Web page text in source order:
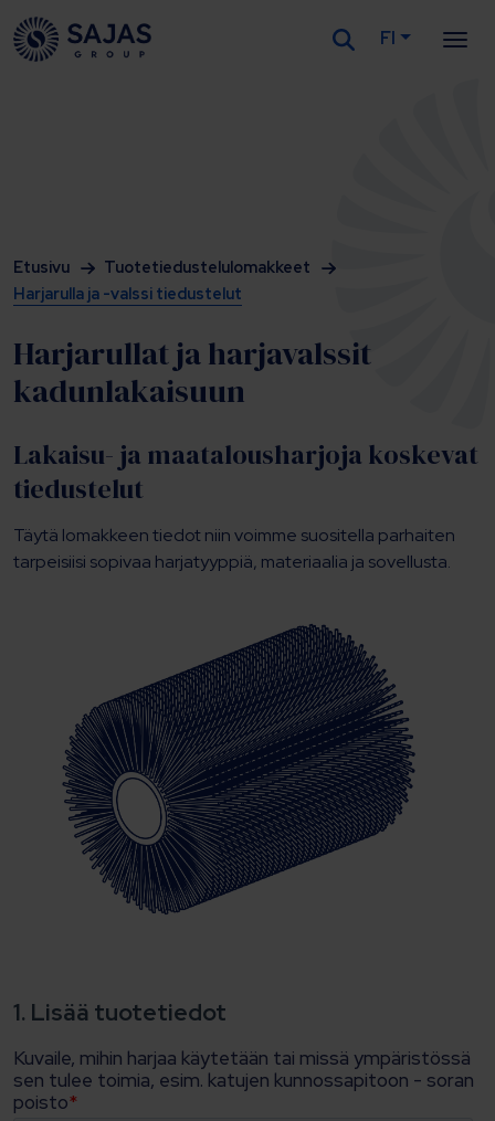
Siirry sisältöön
FI
Etusivu
Tuotetiedustelulomakkeet
Harjarulla ja -valssi tiedustelut
Harjarullat ja harjavalssit
kadunlakaisuun
Lakaisu- ja maatalousharjoja koskevat
tiedustelut
Täytä lomakkeen tiedot niin voimme suositella parhaiten
tarpeisiisi sopivaa harjatyyppiä, materiaalia ja sovellusta.